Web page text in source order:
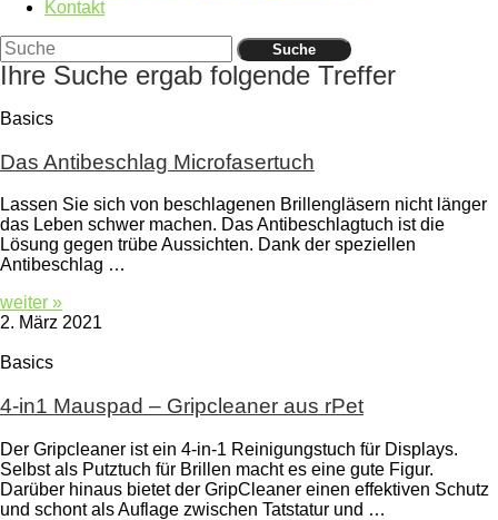
Kontakt
Suche
Ihre Suche ergab folgende Treffer
Basics
Das Antibeschlag Microfasertuch
Lassen Sie sich von beschlagenen Brillengläsern nicht länger
das Leben schwer machen. Das Antibeschlagtuch ist die
Lösung gegen trübe Aussichten. Dank der speziellen
Antibeschlag …
weiter »
2. März 2021
Basics
4-in1 Mauspad – Gripcleaner aus rPet
Der Gripcleaner ist ein 4-in-1 Reinigungstuch für Displays.
Selbst als Putztuch für Brillen macht es eine gute Figur.
Darüber hinaus bietet der GripCleaner einen effektiven Schutz
und schont als Auflage zwischen Tatstatur und …